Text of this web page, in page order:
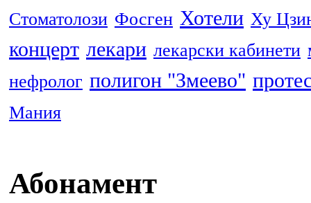
Стоматолози Фосген Хотели Ху
концерт лекари лекарски кабинети
нефролог полигон "Змеево"
Мания
Абонамент